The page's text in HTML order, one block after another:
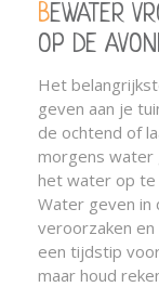
BEWATER VROEG IN DE OCHTEND OF LAAT
OP DE
Het
geven aan je
de ochtend of
morgens water
het water op
Water geven in
veroorzaken
een tijdstip
maar houd